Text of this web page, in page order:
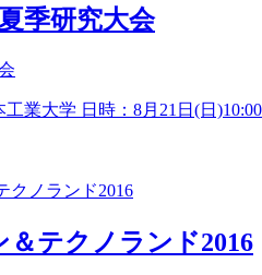
季研究大会
業大学 日時：8月21日(日
テクノランド2016